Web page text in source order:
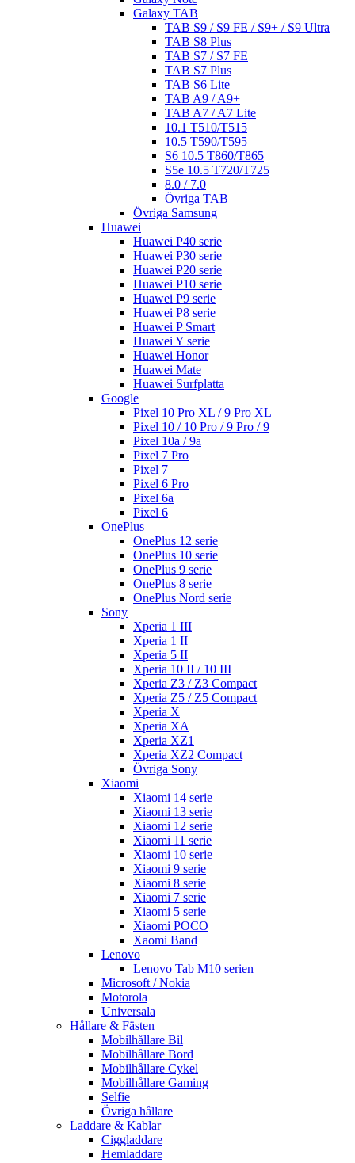
Galaxy TAB
TAB S9 / S9 FE / S9+ / S9 Ultra
TAB S8 Plus
TAB S7 / S7 FE
TAB S7 Plus
TAB S6 Lite
TAB A9 / A9+
TAB A7 / A7 Lite
10.1 T510/T515
10.5 T590/T595
S6 10.5 T860/T865
S5e 10.5 T720/T725
8.0 / 7.0
Övriga TAB
Övriga Samsung
Huawei
Huawei P40 serie
Huawei P30 serie
Huawei P20 serie
Huawei P10 serie
Huawei P9 serie
Huawei P8 serie
Huawei P Smart
Huawei Y serie
Huawei Honor
Huawei Mate
Huawei Surfplatta
Google
Pixel 10 Pro XL / 9 Pro XL
Pixel 10 / 10 Pro / 9 Pro / 9
Pixel 10a / 9a
Pixel 7 Pro
Pixel 7
Pixel 6 Pro
Pixel 6a
Pixel 6
OnePlus
OnePlus 12 serie
OnePlus 10 serie
OnePlus 9 serie
OnePlus 8 serie
OnePlus Nord serie
Sony
Xperia 1 III
Xperia 1 II
Xperia 5 II
Xperia 10 II / 10 III
Xperia Z3 / Z3 Compact
Xperia Z5 / Z5 Compact
Xperia X
Xperia XA
Xperia XZ1
Xperia XZ2 Compact
Övriga Sony
Xiaomi
Xiaomi 14 serie
Xiaomi 13 serie
Xiaomi 12 serie
Xiaomi 11 serie
Xiaomi 10 serie
Xiaomi 9 serie
Xiaomi 8 serie
Xiaomi 7 serie
Xiaomi 5 serie
Xiaomi POCO
Xaomi Band
Lenovo
Lenovo Tab M10 serien
Microsoft / Nokia
Motorola
Universala
Hållare & Fästen
Mobilhållare Bil
Mobilhållare Bord
Mobilhållare Cykel
Mobilhållare Gaming
Selfie
Övriga hållare
Laddare & Kablar
Ciggladdare
Hemladdare